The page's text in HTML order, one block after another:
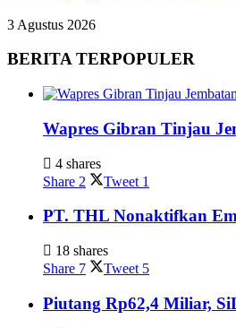
3 Agustus 2026
BERITA TERPOPULER
Wapres Gibran Tinjau
4 shares
Share 2 Tweet 1
PT. THL Nonaktifkan
18 shares
Share 7 Tweet 5
Piutang Rp62,4 Miliar,